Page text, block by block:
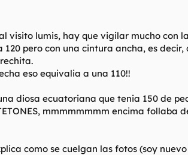
visito lumis, hay que vigilar mucho con
pero con una cintura ancha, es decir,
eso equivalia a una 110!!
diosa ecuatoriana que tenia 150 de
mmmmmmmm encima follaba
como se cuelgan las fotos (soy